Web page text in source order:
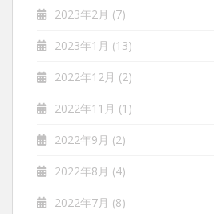
2023年2月 (7)
2023年1月 (13)
2022年12月 (2)
2022年11月 (1)
2022年9月 (2)
2022年8月 (4)
2022年7月 (8)